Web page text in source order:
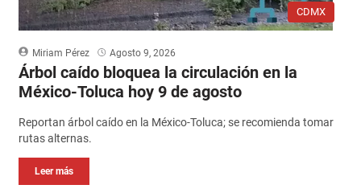
CDMX
Miriam Pérez Agosto 9, 2026
Árbol caído bloquea la circulación en la
México-Toluca hoy 9 de agosto
Reportan árbol caído en la México-Toluca; se recomienda tomar
rutas alternas.
Leer más